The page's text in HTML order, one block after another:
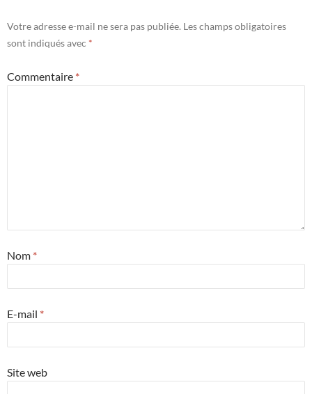
Votre adresse e-mail ne sera pas publiée. Les champs obligatoires
sont indiqués avec *
Commentaire *
Nom *
E-mail *
Site web